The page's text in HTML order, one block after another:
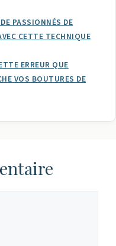
PASSIONNÉS DE
CETTE TECHNIQUE
ERREUR QUE
VOS BOUTURES DE